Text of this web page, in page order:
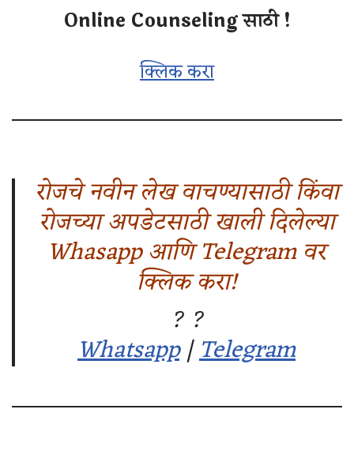
Online Counseling साठी !
क्लिक करा
रोजचे नवीन लेख वाचण्यासाठी किंवा
रोजच्या अपडेटसाठी खाली दिलेल्या
Whasapp आणि Telegram वर
क्लिक करा!
? ?
Whatsapp|Telegram